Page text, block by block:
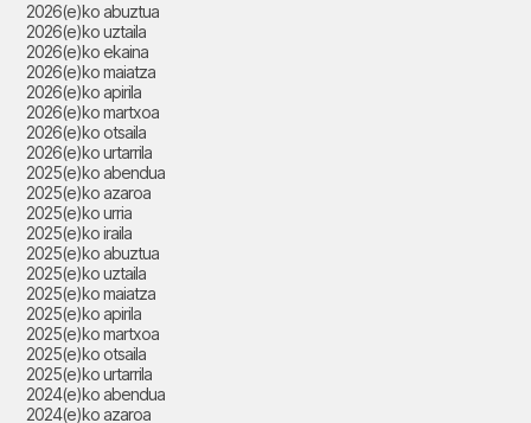
2026(e)ko abuztua
2026(e)ko uztaila
2026(e)ko ekaina
2026(e)ko maiatza
2026(e)ko apirila
2026(e)ko martxoa
2026(e)ko otsaila
2026(e)ko urtarrila
2025(e)ko abendua
2025(e)ko azaroa
2025(e)ko urria
2025(e)ko iraila
2025(e)ko abuztua
2025(e)ko uztaila
2025(e)ko maiatza
2025(e)ko apirila
2025(e)ko martxoa
2025(e)ko otsaila
2025(e)ko urtarrila
2024(e)ko abendua
2024(e)ko azaroa